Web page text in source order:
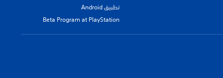
تطبيق Android
Beta Program at PlayStation